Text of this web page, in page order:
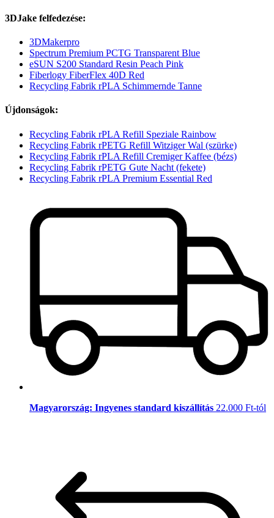
3DJake felfedezése:
3DMakerpro
Spectrum Premium PCTG Transparent Blue
eSUN S200 Standard Resin Peach Pink
Fiberlogy FiberFlex 40D Red
Recycling Fabrik rPLA Schimmernde Tanne
Újdonságok:
Recycling Fabrik rPLA Refill Speziale Rainbow
Recycling Fabrik rPETG Refill Witziger Wal (szürke)
Recycling Fabrik rPLA Refill Cremiger Kaffee (bézs)
Recycling Fabrik rPETG Gute Nacht (fekete)
Recycling Fabrik rPLA Premium Essential Red
Magyarország: Ingyenes standard kiszállítás 22.000 Ft-tól